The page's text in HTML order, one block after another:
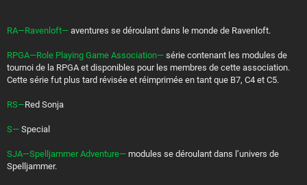
RA—Ravenloft— aventures se déroulant dans le monde de Ravenloft.
RPGA—Role Playing Game Association— série contenant les modules de
tournoi de la RPGA et disponibles pour les membres de cette association.
Cette série fut plus tard révisée et réimprimée en tant que B7, C4 et C5.
RS—Red Sonja
S— Special
SJA—Spelljammer Adventure— modules se déroulant dans l’univers de
Spelljammer.